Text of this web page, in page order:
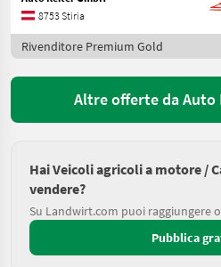
8753 Stiria
Rivenditore Premium Gold
Altre offerte da Auto
Hai Veicoli agricoli a motore /
vendere?
Su Landwirt.com puoi raggiungere
Pubblica